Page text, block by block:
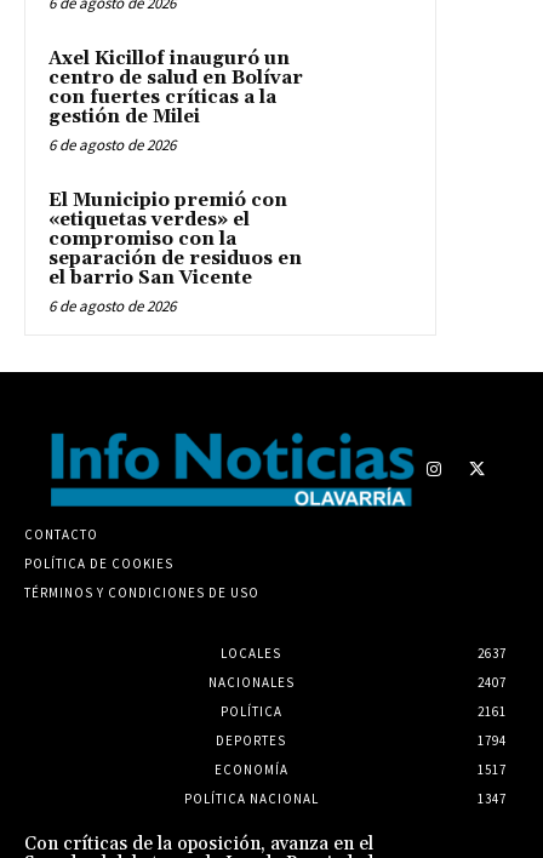
Axel Kicillof inauguró un
centro de salud en Bolívar
con fuertes críticas a la
gestión de Milei
6 de agosto de 2026
El Municipio premió con
«etiquetas verdes» el
compromiso con la
separación de residuos en
el barrio San Vicente
6 de agosto de 2026
CONTACTO
POLÍTICA DE COOKIES
TÉRMINOS Y CONDICIONES DE USO
LOCALES
2637
NACIONALES
2407
POLÍTICA
2161
DEPORTES
1794
ECONOMÍA
1517
POLÍTICA NACIONAL
1347
Con críticas de la oposición, avanza en el